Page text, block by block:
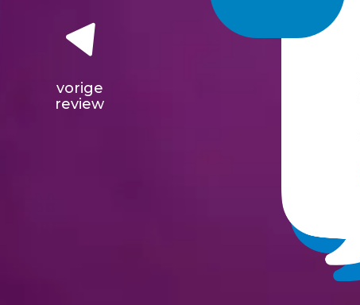
vorige
review